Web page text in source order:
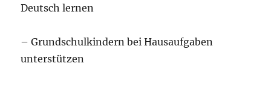
Deutsch lernen
– Grundschulkindern bei Hausaufgaben
unterstützen